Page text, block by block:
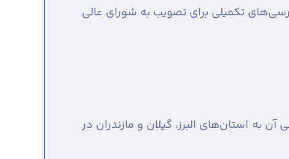
تکمیلی برای تصویب به شورای عالی
مساحت ۸۰۸هکتار اجرا می‌شود و نزدیکی آن به استان‌های البرز، گیلان و مازندران در